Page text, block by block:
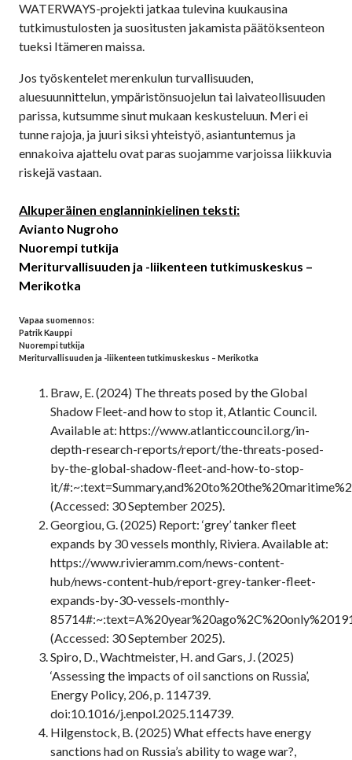
WATERWAYS-projekti jatkaa tulevina kuukausina
tutkimustulosten ja suositusten jakamista päätöksenteon
tueksi Itämeren maissa.
Jos työskentelet merenkulun turvallisuuden,
aluesuunnittelun, ympäristönsuojelun tai laivateollisuuden
parissa, kutsumme sinut mukaan keskusteluun. Meri ei
tunne rajoja, ja juuri siksi yhteistyö, asiantuntemus ja
ennakoiva ajattelu ovat paras suojamme varjoissa liikkuvia
riskejä vastaan.
Alkuperäinen englanninkielinen teksti:
Avianto Nugroho
Nuorempi tutkija
Meriturvallisuuden ja -liikenteen tutkimuskeskus –
Merikotka
Vapaa suomennos:
Patrik Kauppi
Nuorempi tutkija
Meriturvallisuuden ja -liikenteen tutkimuskeskus – Merikotka
Braw, E. (2024) The threats posed by the Global
Shadow Fleet-and how to stop it, Atlantic Council.
Available at: https://www.atlanticcouncil.org/in-
depth-research-reports/report/the-threats-posed-
by-the-global-shadow-fleet-and-how-to-stop-
it/
(Accessed: 30 September 2025).
Georgiou, G. (2025) Report: ‘grey’ tanker fleet
expands by 30 vessels monthly, Riviera. Available at:
https://www.rivieramm.com/news-content-
hub/news-content-hub/report-grey-tanker-fleet-
expands-by-30-vessels-monthly-
(Accessed: 30 September 2025).
Spiro, D., Wachtmeister, H. and Gars, J. (2025)
‘Assessing the impacts of oil sanctions on Russia’,
Energy Policy, 206, p. 114739.
doi:10.1016/j.enpol.2025.114739.
Hilgenstock, B. (2025) What effects have energy
sanctions had on Russia’s ability to wage war?,